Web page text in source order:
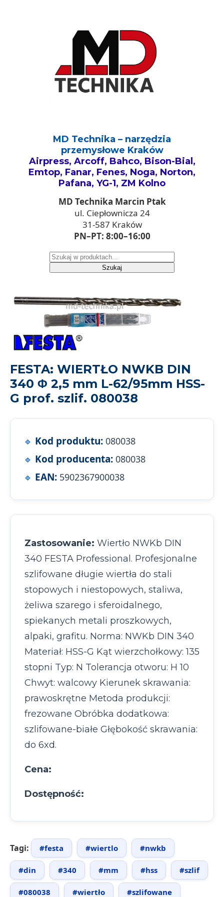
MD Technika – narzędzia
przemysłowe Kraków
Airpress, Arcoff, Bahco, Bison-Bial,
Emtop, Fanar, Fenes, Noga, Norton,
Pafana, YG-1, ZM Kolno
MD Technika Marcin Ptak
ul. Ciepłownicza 24
31-587 Kraków
PN–PT: 8:00–16:00
Szukaj
FESTA: WIERTŁO NWKB DIN
340 Φ 2,5 mm L-62/95mm HSS-
G prof. szlif. 080038
Kod produktu: 080038
Kod producenta: 080038
EAN: 5902367900038
Zastosowanie: Wiertło NWKb DIN
340 FESTA Professional. Profesjonalne
szlifowane długie wiertła do stali
stopowych i niestopowych, staliwa,
żeliwa szarego i sferoidalnego,
spiekanych metali proszkowych,
alpaki, grafitu. Norma: NWKb DIN 340
Materiał: HSS-G Kąt wierzchołkowy: 135
stopni Typ: N Tolerancja otworu: H 10
Chwyt: walcowy Kierunek skrawania:
prawoskrętne Metoda produkcji:
frezowane Obróbka dodatkowa:
szlifowane-białe Głębokość skrawania:
do 6xd.
Cena:
Dostępność:
Tagi: #festa #wiertlo #nwkb
#din #340 #mm #hss #szlif
#080038 #wiertło #szlifowane